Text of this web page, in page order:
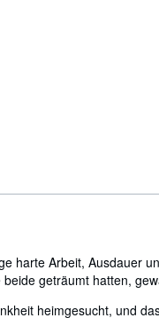
harte Arbeit, Ausdauer
geträumt hatten,
heimgesucht, und